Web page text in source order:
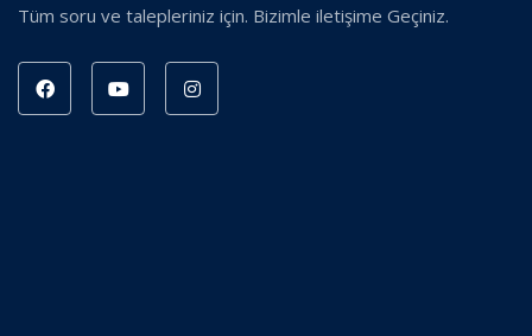
Tüm soru ve talepleriniz için. Bizimle iletişime Geçiniz.